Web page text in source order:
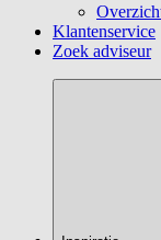
Klantenservice
Zoek adviseur